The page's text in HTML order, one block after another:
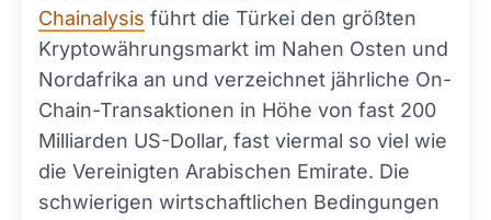
Chainalysis führt die Türkei den größten
Kryptowährungsmarkt im Nahen Osten und
Nordafrika an und verzeichnet jährliche On-
Chain-Transaktionen in Höhe von fast 200
Milliarden US-Dollar, fast viermal so viel wie
die Vereinigten Arabischen Emirate. Die
schwierigen wirtschaftlichen Bedingungen